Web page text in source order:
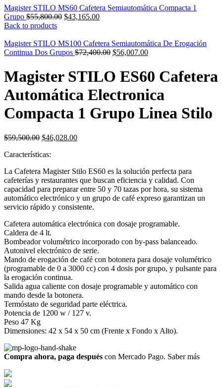
Magister STILO MS60 Cafetera Semiautomática Compacta 1
Grupo $55,800.00 Original
$55,800.00.
$43,165.00Current
$43,165.00.
Back to products
Magister STILO MS100 Cafetera Semiautomática De Erogación
Continua Dos Grupos $72,400.00 Original
was:
$72,400.00.
$56,007.00Current
is:
$56,007.00.
Magister STILO ES60 Cafetera
Automática Electronica
Compacta 1 Grupo Linea Stilo
$59,500.00 Original
was:
$46,028.00Current
Características:
La Cafetera Magister Stilo ES60 es la solución perfecta para
cafeterías y restaurantes que buscan eficiencia y calidad. Con
capacidad para preparar entre 50 y 70 tazas por hora, su sistema
automático electrónico y un grupo de café expreso garantizan un
servicio rápido y consistente.
Cafetera automática electrónica con dosaje programable.
Caldera de 4 lt.
Bombeador volumétrico incorporado con by-pass balanceado.
Autonivel electrónico de serie.
Mando de erogación de café con botonera para dosaje volumétrico
(programable de 0 a 3000 cc) con 4 dosis por grupo, y pulsante para
la erogación continua.
Salida agua caliente con dosaje programable y automático con
mando desde la botonera.
Termóstato de seguridad parte eléctrica.
Potencia de 1200 w / 127 v.
Peso 47 Kg
Dimensiones: 42 x 54 x 50 cm (Frente x Fondo x Alto).
Compra ahora, paga después con Mercado Pago. Saber más